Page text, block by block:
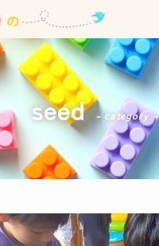
seed – category –